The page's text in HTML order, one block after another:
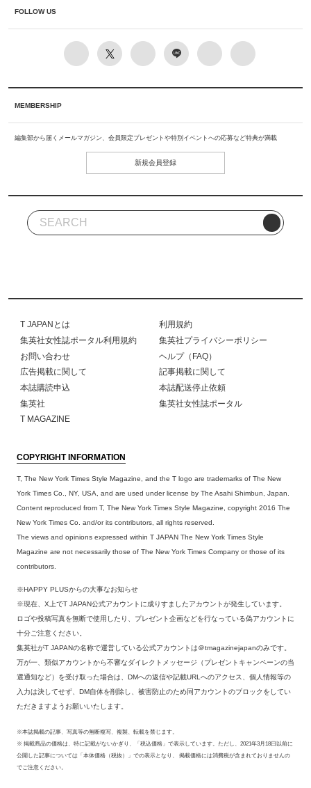
FOLLOW US
MEMBERSHIP
編集部から届くメールマガジン、会員限定プレゼントや特別イベントへの応募など特典が満載
新規会員登録
T JAPANとは
利用規約
集英社女性誌ポータル利用規約
集英社プライバシーポリシー
お問い合わせ
ヘルプ（FAQ）
広告掲載に関して
記事掲載に関して
本誌購読申込
本誌配送停止依頼
集英社
集英社女性誌ポータル
T MAGAZINE
COPYRIGHT INFORMATION
T, The New York Times Style Magazine, and the T logo are trademarks of The New
York Times Co., NY, USA, and are used under license by The Asahi Shimbun, Japan.
Content reproduced from T, The New York Times Style Magazine, copyright 2016 The
New York Times Co. and/or its contributors, all rights reserved.
The views and opinions expressed within T JAPAN The New York Times Style
Magazine are not necessarily those of The New York Times Company or those of its
contributors.
※HAPPY PLUSからの大事なお知らせ
※現在、X上でT JAPAN公式アカウントに成りすましたアカウントが発生しています。
ロゴや投稿写真を無断で使用したり、プレゼント企画などを行なっている偽アカウントに
十分ご注意ください。
集英社がT JAPANの名称で運営している公式アカウントは＠tmagazinejapanのみです。
万が一、類似アカウントから不審なダイレクトメッセージ（プレゼントキャンペーンの当
選通知など）を受け取った場合は、DMへの返信や記載URLへのアクセス、個人情報等の
入力は決してせず、DM自体を削除し、被害防止のため同アカウントのブロックをしてい
ただきますようお願いいたします。
※本誌掲載の記事、写真等の無断複写、複製、転載を禁じます。
※ 掲載商品の価格は、特に記載がないかぎり、「税込価格」で表示しています。ただし、2021年3月18日以前に
公開した記事については「本体価格（税抜）」での表示となり、 掲載価格には消費税が含まれておりませんの
でご注意ください。